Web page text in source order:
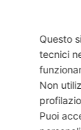
E
Questo
tecnici
Non
Puoi